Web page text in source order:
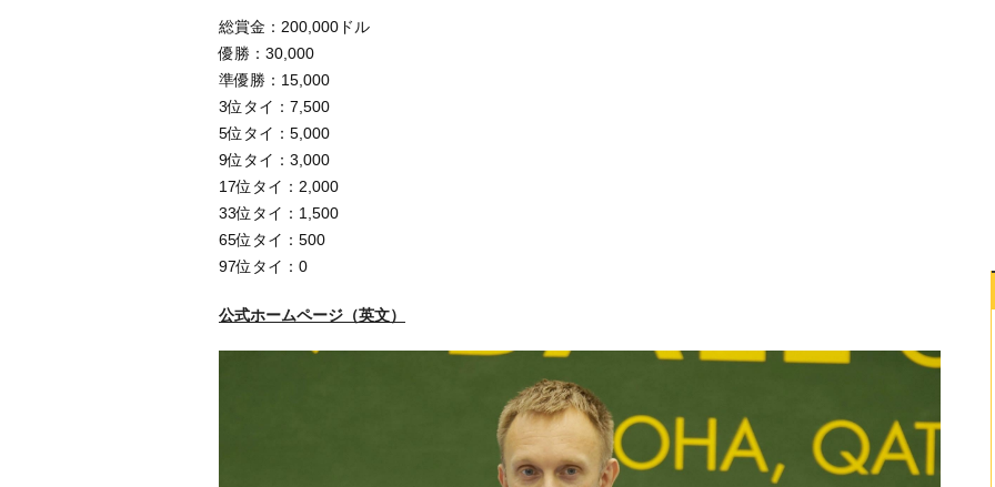
総賞金：200,000ドル
優勝：30,000
準優勝：15,000
3位タイ：7,500
5位タイ：5,000
9位タイ：3,000
17位タイ：2,000
33位タイ：1,500
65位タイ：500
97位タイ：0
公式ホームページ（英文）